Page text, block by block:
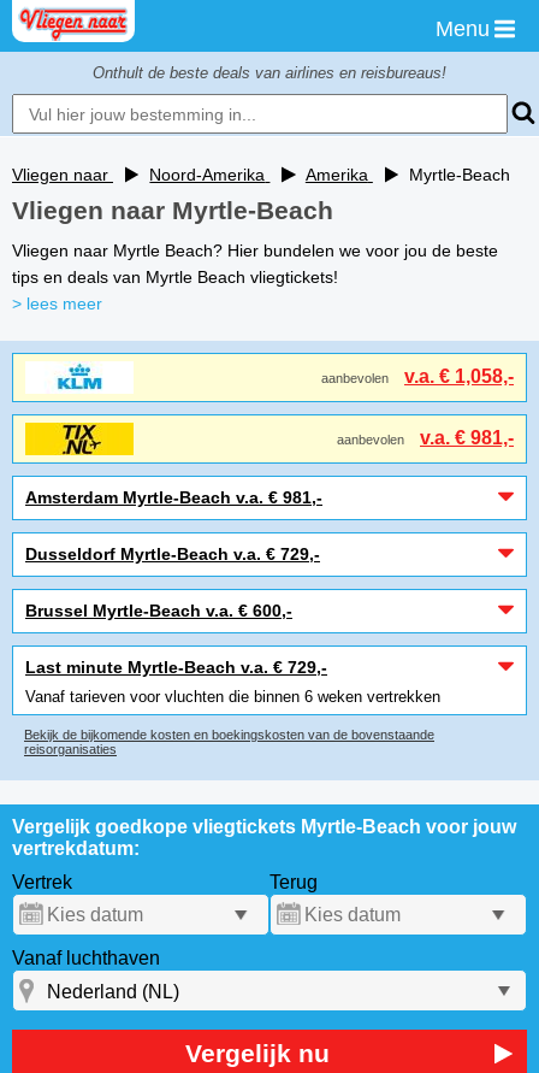
Menu
Onthult de beste deals van airlines en reisbureaus!
Vliegen naar Noord-Amerika Amerika Myrtle-Beach
Vliegen naar Myrtle-Beach
Vliegen naar Myrtle Beach? Hier bundelen we voor jou de beste
tips en deals van Myrtle Beach vliegtickets!
> lees meer
aanbevolen v.a. € 1,058,-
aanbevolen v.a. € 981,-
Amsterdam Myrtle-Beach v.a. € 981,-
Dusseldorf Myrtle-Beach v.a. € 729,-
Brussel Myrtle-Beach v.a. € 600,-
Last minute Myrtle-Beach v.a. € 729,-
Vanaf tarieven voor vluchten die binnen 6 weken vertrekken
Bekijk de bijkomende kosten en boekingskosten van de bovenstaande
reisorganisaties
Vergelijk goedkope vliegtickets Myrtle-Beach voor jouw
vertrekdatum:
Vertrek
Terug
Vanaf luchthaven
Vergelijk nu